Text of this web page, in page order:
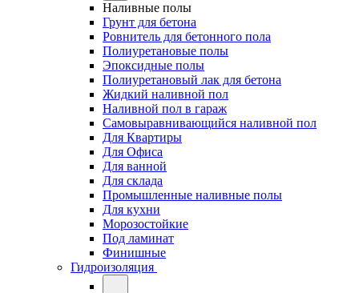
Наливные полы
Грунт для бетона
Ровнитель для бетонного пола
Полиуретановые полы
Эпоксидные полы
Полиуретановый лак для бетона
Жидкий наливной пол
Наливной пол в гараж
Самовыравнивающийся наливной пол
Для Квартиры
Для Офиса
Для ванной
Для склада
Промышленные наливные полы
Для кухни
Морозостойкие
Под ламинат
Финишные
Гидроизоляция